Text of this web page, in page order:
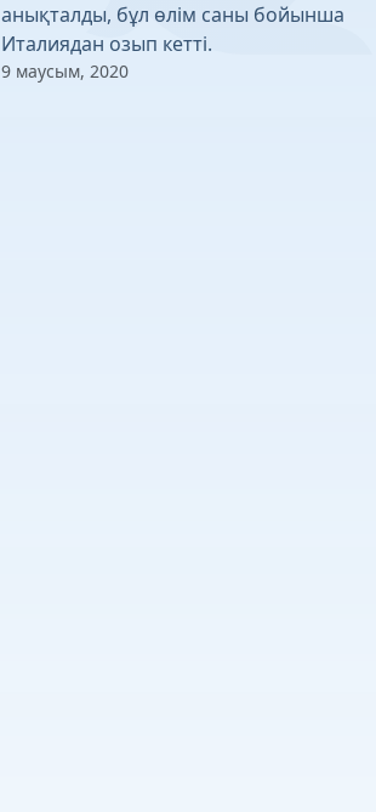
анықталды, бұл өлім саны бойынша
Италиядан озып кетті.
9 маусым, 2020